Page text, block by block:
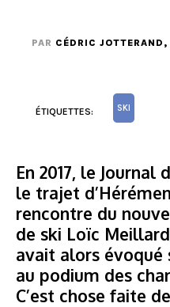
PAR CÉDRIC JOTTERAND ,
ÉTIQUETTES: SKI
En 2017, le
le trajet
rencontre du
de ski Loïc
avait alors évoqué
au podium des
C’est chose faite